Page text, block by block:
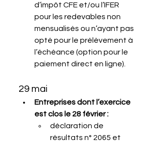
d’impôt CFE et/ou l’IFER
pour les redevables non
mensualisés ou n’ayant pas
opté pour le prélèvement à
l’échéance (option pour le
paiement direct en ligne).
29 mai
Entreprises dont l’exercice
est clos le 28 février :
déclaration de
résultats n° 2065 et